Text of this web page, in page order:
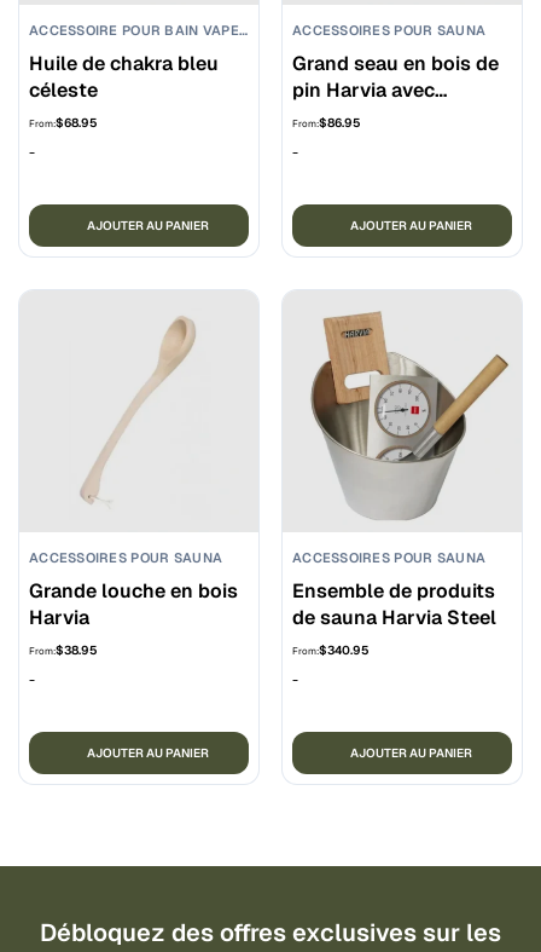
ACCESSOIRE POUR BAIN VAPEUR
Huile de chakra bleu
céleste
From:$68.95
-
AJOUTER AU PANIER
ACCESSOIRES POUR SAUNA
Grand seau en bois de
pin Harvia avec
doublure
From:$86.95
-
AJOUTER AU PANIER
ACCESSOIRES POUR SAUNA
Grande louche en bois
Harvia
From:$38.95
-
AJOUTER AU PANIER
ACCESSOIRES POUR SAUNA
Ensemble de produits
de sauna Harvia Steel
From:$340.95
-
AJOUTER AU PANIER
Débloquez des offres exclusives sur les